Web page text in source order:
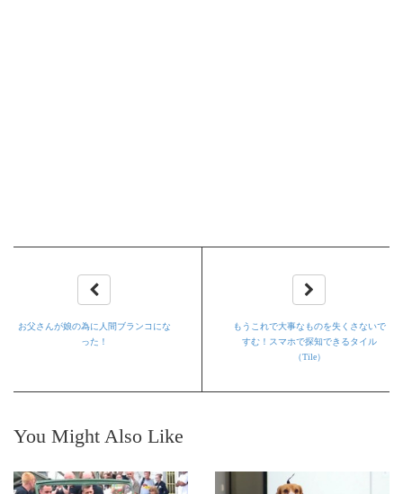
お父さんが娘の為に人間ブランコにな
った！
もうこれで大事なものを失くさないで
すむ！スマホで探知できるタイル
（Tile）
You Might Also Like